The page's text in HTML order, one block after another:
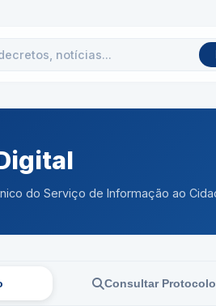
do Serviço de Informação ao
Consultar Protocolo